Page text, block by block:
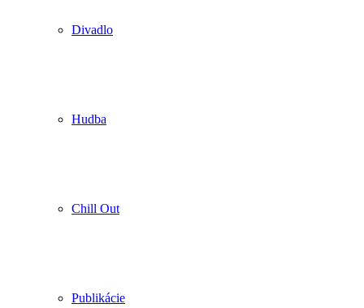
Divadlo
Hudba
Chill Out
Publikácie